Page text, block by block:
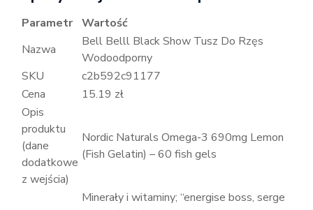
Parametr Wartość
Nazwa
Bell Belll Black Show Tusz Do Rzęs
Wodoodporny
SKU
c2b592c91177
Cena
15.19 zł
Opis
produktu
(dane
dodatkowe
z wejścia)
Nordic Naturals Omega-3 690mg Lemon
(Fish Gelatin) – 60 fish gels
Minerały i witaminy; “energise boss, serge